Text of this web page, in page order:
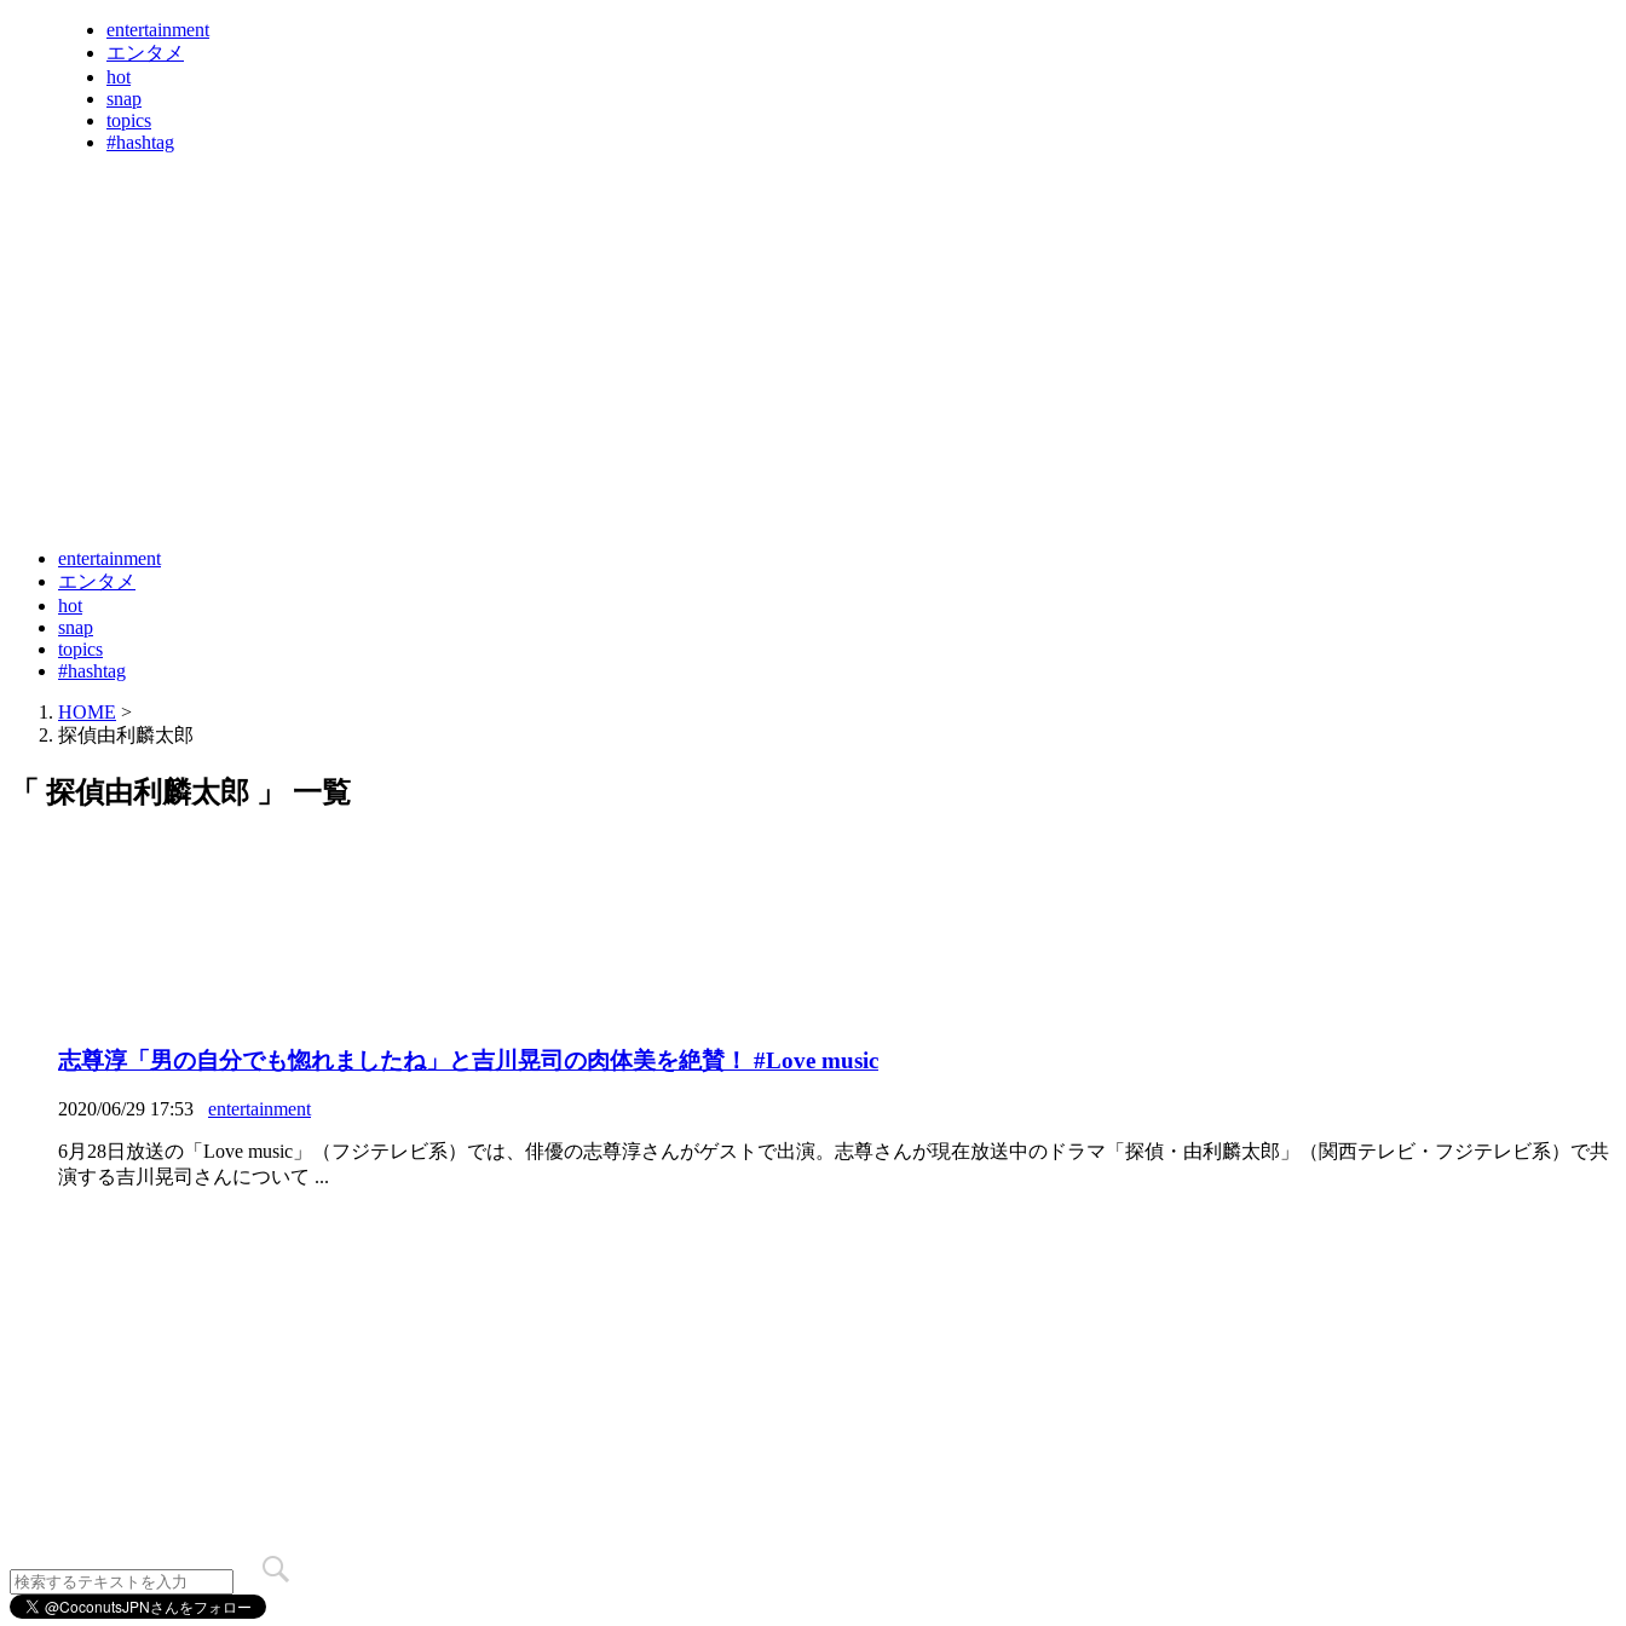
entertainment
エンタメ
hot
snap
topics
#hashtag
entertainment
エンタメ
hot
snap
topics
#hashtag
HOME >
探偵由利麟太郎
「 探偵由利麟太郎 」 一覧
志尊淳「男の自分でも惚れましたね」と吉川晃司の肉体美を絶賛！ #Love music
2020/06/29 17:53 entertainment
6月28日放送の「Love music」（フジテレビ系）では、俳優の志尊淳さんがゲストで出演。志尊さんが現在放送中のドラマ「探偵・由利麟太郎」（関西テレビ・フジテレビ系）で共
演する吉川晃司さんについて ...